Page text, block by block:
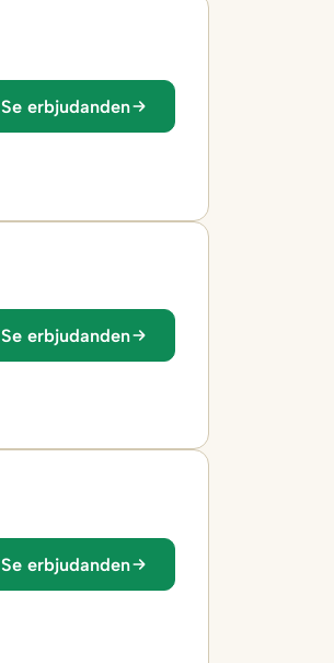
Se erbjudanden
Se erbjudanden
Se erbjudanden